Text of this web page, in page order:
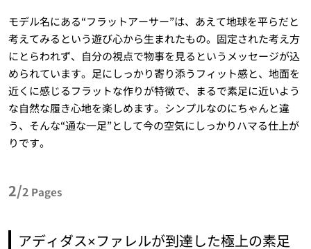
モデル名にある“フラットアーサー”は、あえて地球を平らだと
考えてみるという遊び心から生まれたもの。固定された考え方
にとらわれず、自分の視点で物事を見るというメッセージが込
められています。足にしっかり寄り添うフィット感と、地面を
近くに感じるフラットな作りが特徴で、まるで素足に近いよう
な自然な履き心地を楽しめます。シンプルなのにちゃんと違
う、そんな“通な一足”として今の空気にしっかりハマる仕上が
りです。
2/2 Pages
アディダス×ファレルが到達した極上の素足